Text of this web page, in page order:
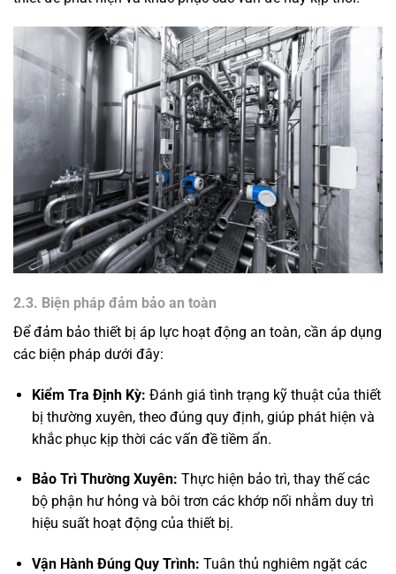
2.3. Biện pháp đảm bảo an toàn
Để đảm bảo thiết bị áp lực hoạt động an toàn, cần áp dụng
các biện pháp dưới đây:
Kiểm Tra Định Kỳ: Đánh giá tình trạng kỹ thuật của thiết
bị thường xuyên, theo đúng quy định, giúp phát hiện và
khắc phục kịp thời các vấn đề tiềm ẩn.
Bảo Trì Thường Xuyên: Thực hiện bảo trì, thay thế các
bộ phận hư hỏng và bôi trơn các khớp nối nhằm duy trì
hiệu suất hoạt động của thiết bị.
Vận Hành Đúng Quy Trình: Tuân thủ nghiêm ngặt các